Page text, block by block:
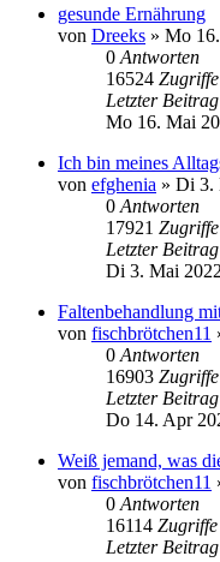
gesunde Ernährung
von Dreeks » Mo
0 Antworten
16524 Zugriffe
Letzter Beitrag
Mo 16. Mai
Ich bin meines
von efghenia » Di 3.
0 Antworten
17921 Zugriffe
Letzter Beitrag
Di 3. Mai
Faltenbehandlung
von fischbrötchen11
0 Antworten
16903 Zugriffe
Letzter Beitrag
Do 14. Apr
Weiß jemand, was
von fischbrötchen11
0 Antworten
16114 Zugriffe
Letzter Beitrag